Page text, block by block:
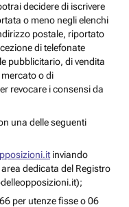
decidere di iscrivere
o meno negli elenchi
postale, riportato
di telefonate
pubblicitario, di vendita
o di
revocare i consensi da
una delle seguenti
inviando
dedicata del Registro
per utenze fisse o 06